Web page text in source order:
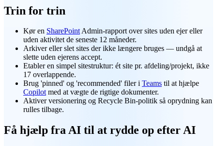
Trin for trin
Kør en SharePointAdmin-rapport over sites uden ejer eller
uden aktivitet de seneste 12 måneder.
Arkiver eller slet sites der ikke længere bruges — undgå at
slette uden ejerens accept.
Etabler en simpel sitestruktur: ét site pr. afdeling/projekt, ikke
17 overlappende.
Brug 'pinned' og 'recommended' filer i Teams til at hjælpe
Copilotmed at vægte de rigtige dokumenter.
Aktiver versionering og Recycle Bin-politik så oprydning kan
rulles tilbage.
Få hjælp fra AI til at rydde op efter AI